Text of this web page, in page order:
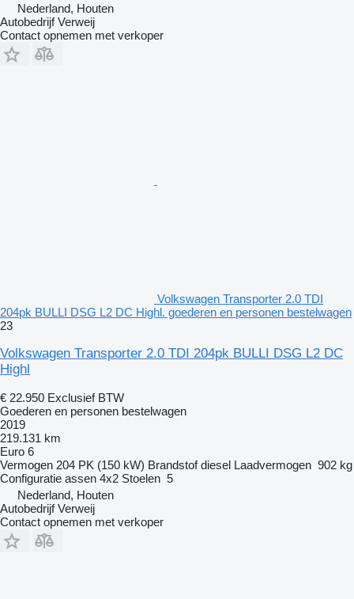
Nederland, Houten
Autobedrijf Verweij
Contact opnemen met verkoper
Volkswagen Transporter 2.0 TDI
204pk BULLI DSG L2 DC Highl. goederen en personen bestelwagen
23
Volkswagen Transporter 2.0 TDI 204pk BULLI DSG L2 DC
Highl
€ 22.950 Exclusief BTW
Goederen en personen bestelwagen
2019
219.131 km
Euro 6
Vermogen 204 PK (150 kW) Brandstof diesel Laadvermogen 902 kg
Configuratie assen 4x2 Stoelen 5
Nederland, Houten
Autobedrijf Verweij
Contact opnemen met verkoper